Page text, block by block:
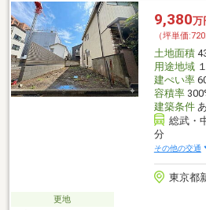
実のアフターサービスのご提供■未公開
多数ございます！
9,380万
（坪単価
土地面積
用途地域
建ぺい率
容積率
建築条件
総武・
分
その他の交通
東京都
更地